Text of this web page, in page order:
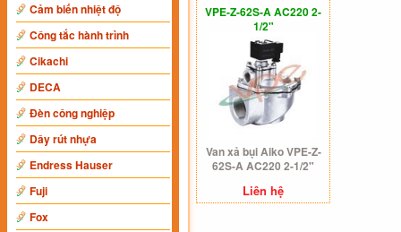
Cảm biến nhiệt độ
Công tắc hành trình
Cikachi
DECA
Đèn công nghiệp
Dây rút nhựa
Endress Hauser
Fuji
Fox
VPE-Z-62S-A AC220 2-
1/2"
Van xả bụi Aiko VPE-Z-
62S-A AC220 2-1/2"
Liên hệ